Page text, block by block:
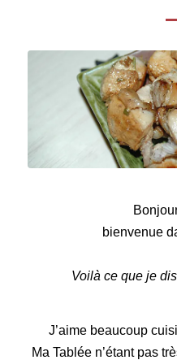
bienvenue
Voilà ce que je
J’aime beaucoup
Ma Tablée n’étant pas